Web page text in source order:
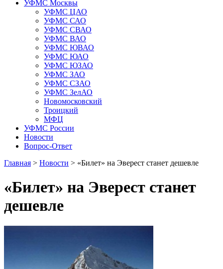
УФМС Москвы
УФМС ЦАО
УФМС САО
УФМС СВАО
УФМС ВАО
УФМС ЮВАО
УФМС ЮАО
УФМС ЮЗАО
УФМС ЗАО
УФМС СЗАО
УФМС ЗелАО
Новомосковский
Троицкий
МФЦ
УФМС России
Новости
Вопрос-Ответ
Главная > Новости > «Билет» на Эверест станет дешевле
«Билет» на Эверест станет
дешевле